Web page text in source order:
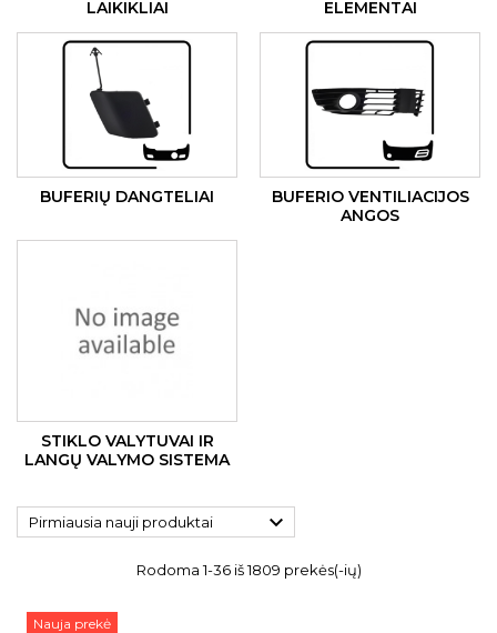
LAIKIKLIAI
ELEMENTAI
BUFERIŲ DANGTELIAI
BUFERIO VENTILIACIJOS
ANGOS
STIKLO VALYTUVAI IR
LANGŲ VALYMO SISTEMA
Pirmiausia nauji produktai 
Rodoma 1-36 iš 1809 prekės(-ių)
Nauja prekė